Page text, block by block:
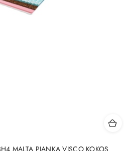
MALTA PIANKA VISCO KOKOS